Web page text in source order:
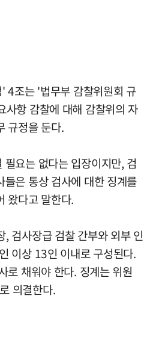
4조는 '법무부 감찰위원회 규
사항 감찰에 대해 감찰위의 자
규정을 둔다.
요는 없다는 입장이지만, 검
들은 통상 검사에 대한 징계를
왔다고 말한다.
, 검사장급 검찰 간부와 외부 인
이상 13인 이내로 구성된다.
로 채워야 한다. 징계는 위원
의결한다.